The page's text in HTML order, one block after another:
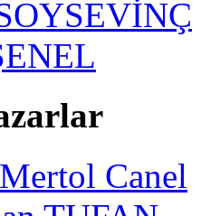
Canel